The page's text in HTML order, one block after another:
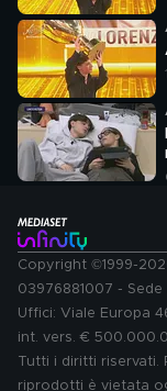
Copyright ©1999-
03976881007 -
Uffici: Viale Europa
int. vers. €
Tutti i diritti riservati.
riprodotti è vietata